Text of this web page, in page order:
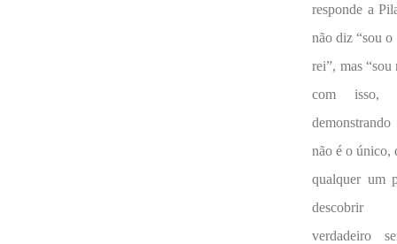
responde a
não diz “sou o
rei”, mas “sou
com isso,
não é o único,
qualquer um
descobrir
verdadeiro